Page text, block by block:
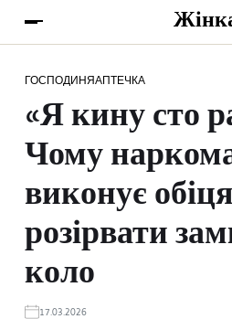
ГОСПОДИНЯАПТЕЧКА
«Я кину сто
Чому
виконує
розірвати
коло
17.03.2026